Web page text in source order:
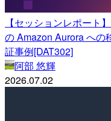
【セッションレポート
の Amazon Aurora へ
証事例[DAT302]
阿部 悠輝
2026.07.02